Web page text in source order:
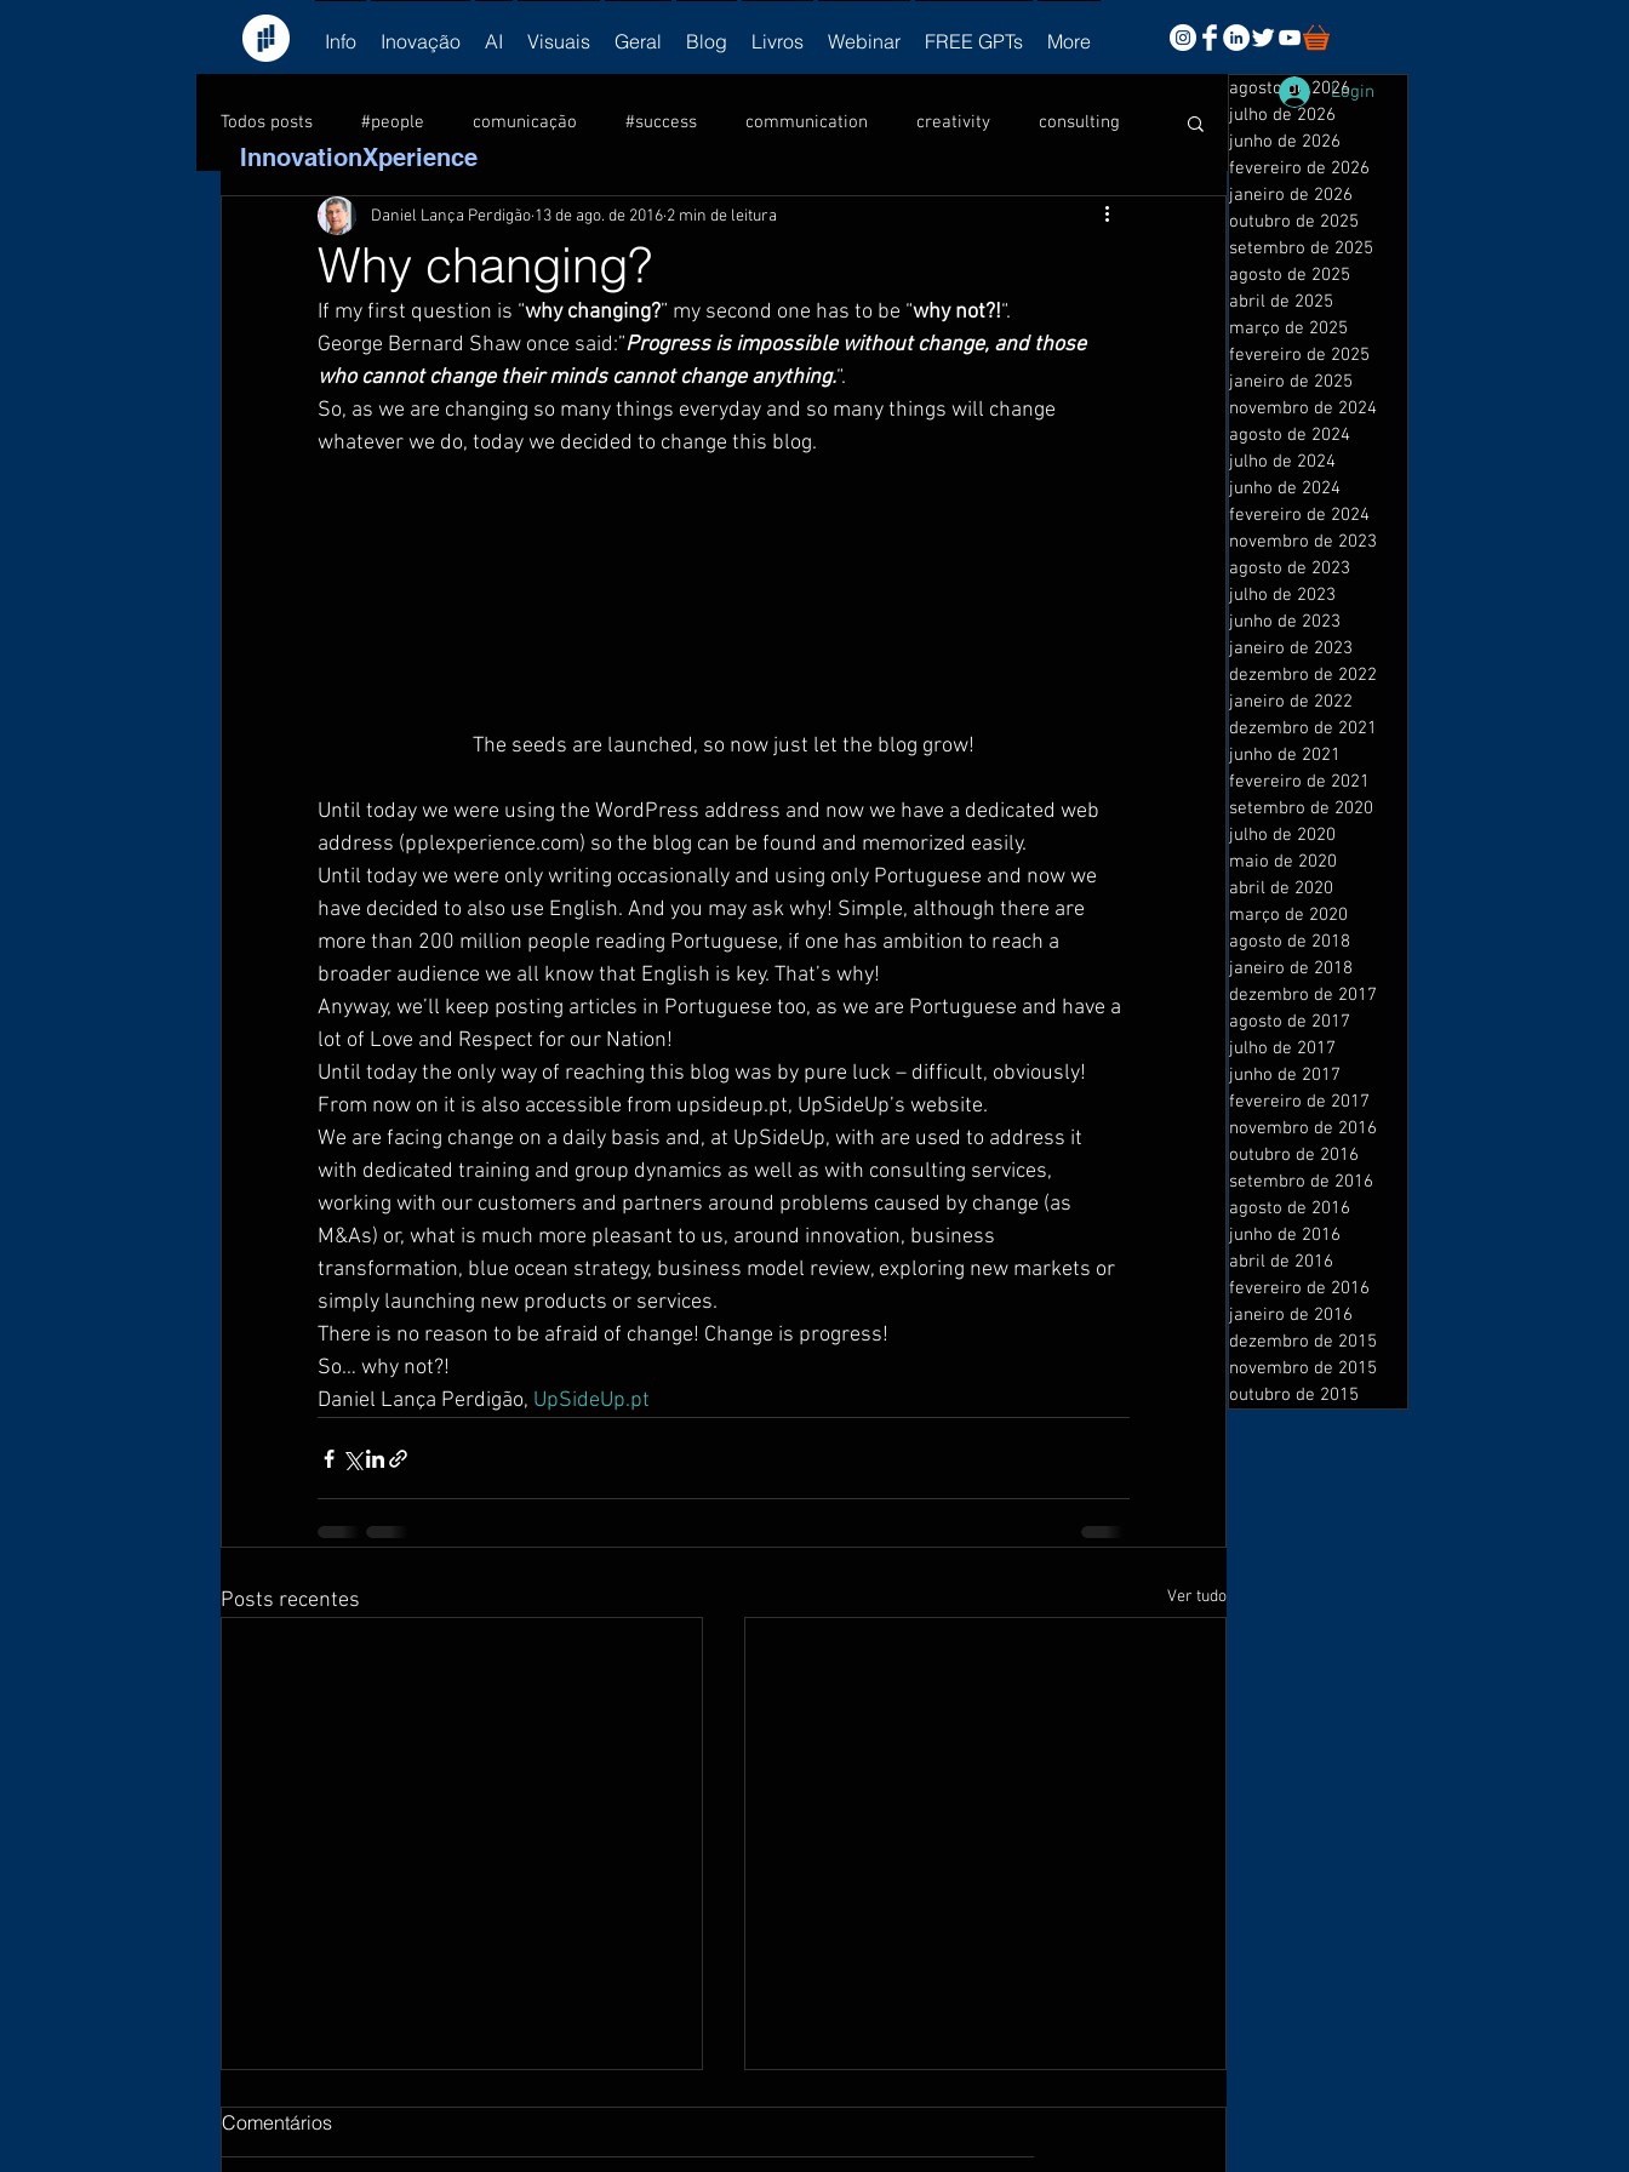
Info Inovação AI Visuais Geral Blog Livros Webinar FREE GPTs More
Login
Todos posts
#people comunicação #success communication creativity consulting
consultoria feedback Culture criatividade Cultura
formação Kick-off leadership liderança motivation NLP motivação
pessoas sucesso vendas visual produtividade productivity
Why changing?
Daniel Lança Perdigão 13 de ago. de 2016 2 min de leitura
If my first question is “why changing?” my second one has to be “why not?!“.
George Bernard Shaw once said:”Progress is impossible without change, and those
who cannot change their minds cannot change anything.“.
So, as we are changing so many things everyday and so many things will change
whatever we do, today we decided to change this blog.
The seeds are launched, so now just let the blog grow!
Until today we were using the WordPress address and now we have a dedicated web
address (pplexperience.com) so the blog can be found and memorized easily.
Until today we were only writing occasionally and using only Portuguese and now we
have decided to also use English. And you may ask why! Simple, although there are
more than 200 million people reading Portuguese, if one has ambition to reach a
broader audience we all know that English is key. That’s why!
Anyway, we’ll keep posting articles in Portuguese too, as we are Portuguese and have a
lot of Love and Respect for our Nation!
Until today the only way of reaching this blog was by pure luck – difficult, obviously!
From now on it is also accessible from upsideup.pt, UpSideUp’s website.
We are facing change on a daily basis and, at UpSideUp, with are used to address it
with dedicated training and group dynamics as well as with consulting services,
working with our customers and partners around problems caused by change (as
M&As) or, what is much more pleasant to us, around innovation, business
transformation, blue ocean strategy, business model review, exploring new markets or
simply launching new products or services.
There is no reason to be afraid of change! Change is progress!
So… why not?!
Daniel Lança Perdigão, UpSideUp.pt
Posts recentes Ver tudo
Comentários
InnovationXperience
agosto de 2026
julho de 2026
junho de 2026
fevereiro de 2026
janeiro de 2026
outubro de 2025
setembro de 2025
agosto de 2025
abril de 2025
março de 2025
fevereiro de 2025
janeiro de 2025
novembro de 2024
agosto de 2024
julho de 2024
junho de 2024
fevereiro de 2024
novembro de 2023
agosto de 2023
julho de 2023
junho de 2023
janeiro de 2023
dezembro de 2022
janeiro de 2022
dezembro de 2021
junho de 2021
fevereiro de 2021
setembro de 2020
julho de 2020
maio de 2020
abril de 2020
março de 2020
agosto de 2018
janeiro de 2018
dezembro de 2017
agosto de 2017
julho de 2017
junho de 2017
fevereiro de 2017
novembro de 2016
outubro de 2016
setembro de 2016
agosto de 2016
junho de 2016
abril de 2016
fevereiro de 2016
janeiro de 2016
dezembro de 2015
novembro de 2015
outubro de 2015